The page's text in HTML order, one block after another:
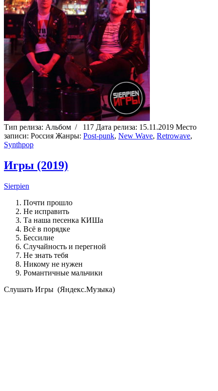
Тип релиза: Альбом / 117 Дата релиза: 15.11.2019 Место
записи: Россия Жанры: Post-punk, New Wave, Retrowave,
Synthpop
Игры (2019)
Sierpien
Почти прошло
Не исправить
Та наша песенка КИШа
Всё в порядке
Бессилие
Случайность и перегной
Не знать тебя
Никому не нужен
Романтичные мальчики
Cлушать Игры (Яндекс.Музыка)